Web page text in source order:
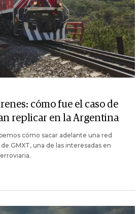
cómo fue el caso de
replicar en la Argentina
cómo sacar adelante una red
GMXT, una de las interesadas en